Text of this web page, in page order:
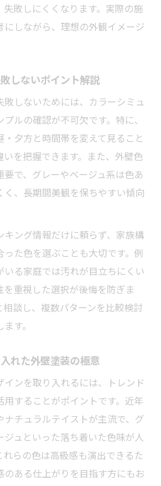
敗しない色の選び方実践ガイ
びに役立つシミュレーション
の色とデザイン決定の極意
持ちする色とデザインの選び
ない色選定で失敗しないコツ
久性を重視したデザイン実例
気の長寿命色を選ぶポイント
びで後悔しないための秘訣
敗しにくくなります。実際の施
にしながら、理想の外観イメージ
しないポイント解説
敗しないためには、カラーシミュ
ルの確認が不可欠です。特に、
夕方と時間帯を変えて見ること
を把握できます。また、外壁色
で、グレーやベージュ系は色あ
、長期間美観を保ちやすい傾向
キング情報だけに頼らず、家族構
た色を選ぶことも大切です。例
いる家庭では汚れが目立ちにくい
重視した選択が後悔を防ぎま
談し、複数パターンを比較検討
す。
れた外壁塗装の極意
インを取り入れるには、トレンド
用することがポイントです。近年
ナチュラルテイストが主流で、グ
ジュといった落ち着いた色味が人
らの色は高級感も演出できるた
のある仕上がりを目指す方にもお